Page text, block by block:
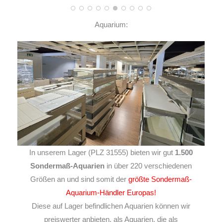
Aquarium:
In unserem Lager (PLZ 31555) bieten wir gut 1.500
Sondermaß-Aquarien in über 220 verschiedenen
Größen an und sind somit der größte Sondermaß-
Aquarium-Händler Europas!
Diese auf Lager befindlichen Aquarien können wir
preiswerter anbieten, als Aquarien, die als